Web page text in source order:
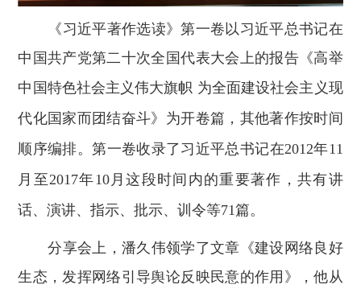
《习近平著作选读》第一卷以习近平总书记在
中国共产党第二十次全国代表大会上的报告《高举
中国特色社会主义伟大旗帜 为全面建设社会主义现
代化国家而团结奋斗》为开卷篇，其他著作按时间
顺序编排。第一卷收录了习近平总书记在2012年11
月至2017年10月这段时间内的重要著作，共有讲
话、演讲、指示、批示、训令等71篇。
分享会上，潘久伟领学了文章《建设网络良好
生态，发挥网络引导舆论反映民意的作用》，他从